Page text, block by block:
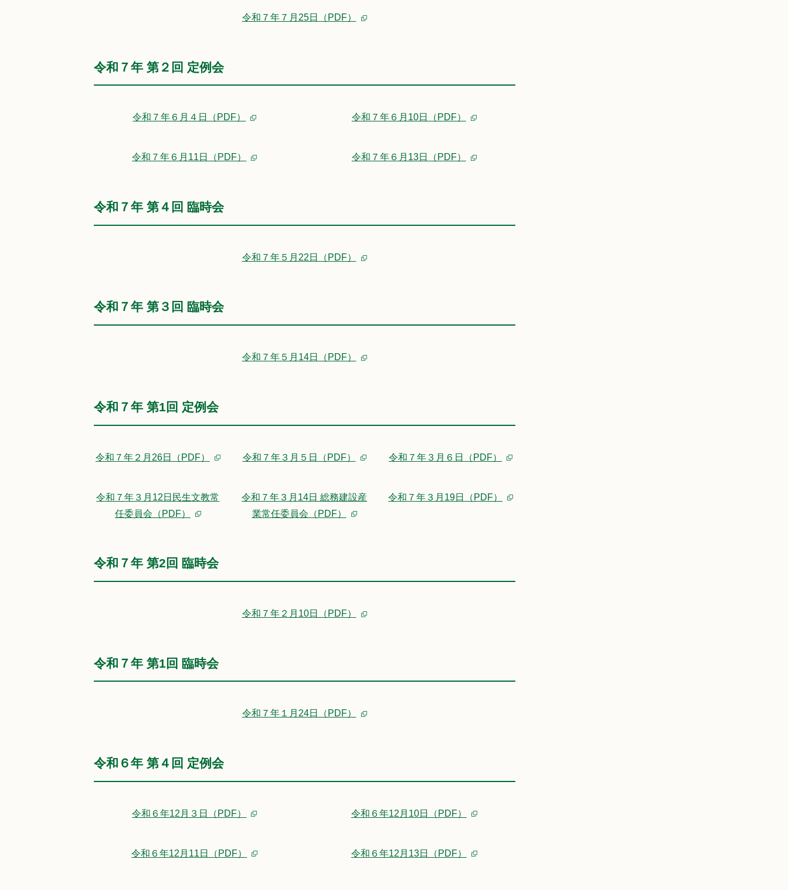
令和７年７月25日（PDF）
令和７年 第２回 定例会
令和７年６月４日（PDF） 令和７年６月10日（PDF）
令和７年６月11日（PDF） 令和７年６月13日（PDF）
令和７年 第４回 臨時会
令和７年５月22日（PDF）
令和７年 第３回 臨時会
令和７年５月14日（PDF）
令和７年 第1回 定例会
令和７年２月26日（PDF） 令和７年３月５日（PDF） 令和７年３月６日（PDF）
令和７年３月12日民生文教常
任委員会（PDF）
令和７年３月14日 総務建設産
業常任委員会（PDF）
令和７年３月19日（PDF）
令和７年 第2回 臨時会
令和７年２月10日（PDF）
令和７年 第1回 臨時会
令和７年１月24日（PDF）
令和６年 第４回 定例会
令和６年12月３日（PDF） 令和６年12月10日（PDF）
令和６年12月11日（PDF） 令和６年12月13日（PDF）